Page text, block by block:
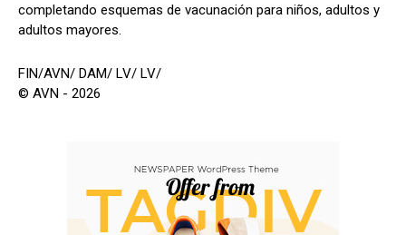
completando esquemas de vacunación para niños, adultos y
adultos mayores.
FIN/AVN/ DAM/ LV/ LV/
© AVN - 2026